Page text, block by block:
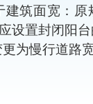
建筑面宽：
应设置封闭阳
更为慢行道路